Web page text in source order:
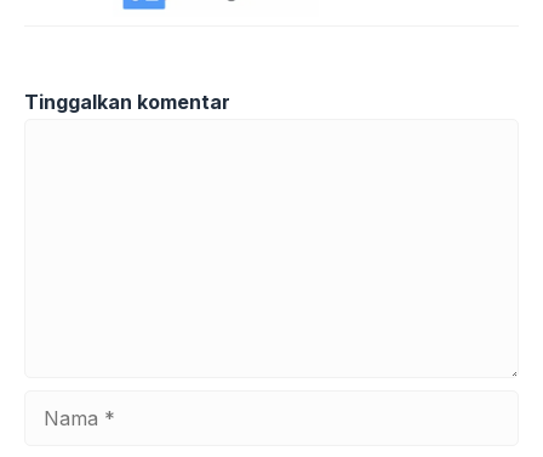
Tinggalkan komentar